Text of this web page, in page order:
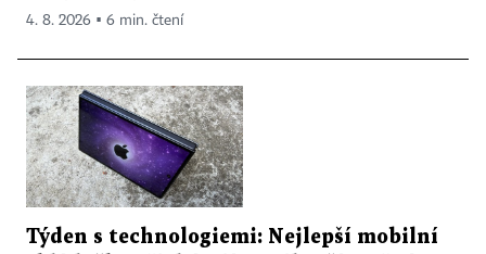
4. 8. 2026 ▪ 6 min. čtení
Týden s technologiemi: Nejlepší mobilní